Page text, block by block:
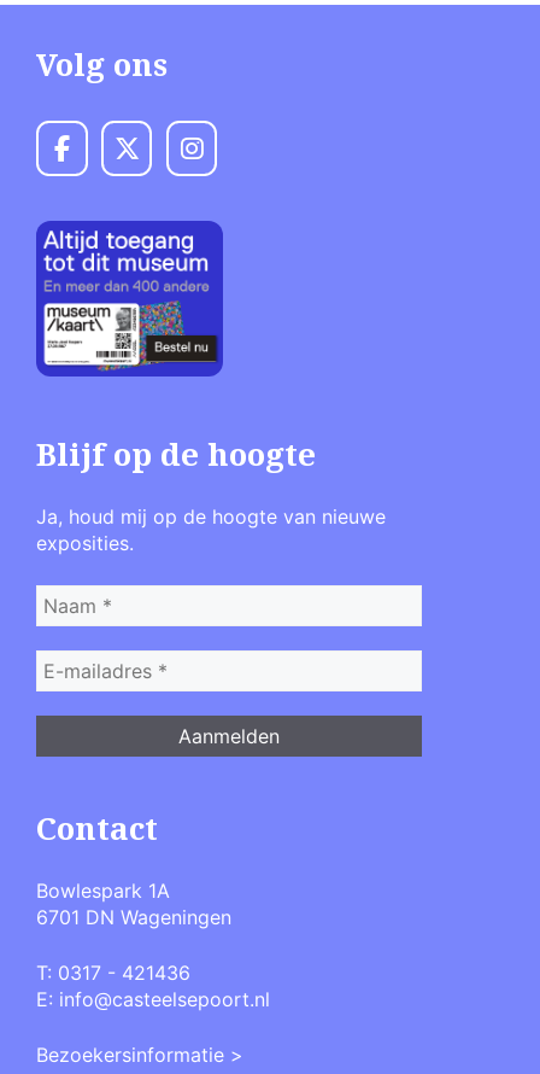
Volg ons
Blijf op de hoogte
Ja, houd mij op de hoogte van nieuwe
exposities.
Contact
Bowlespark 1A
6701 DN Wageningen
T: 0317 - 421436
E: info@casteelsepoort.nl
Bezoekersinformatie >